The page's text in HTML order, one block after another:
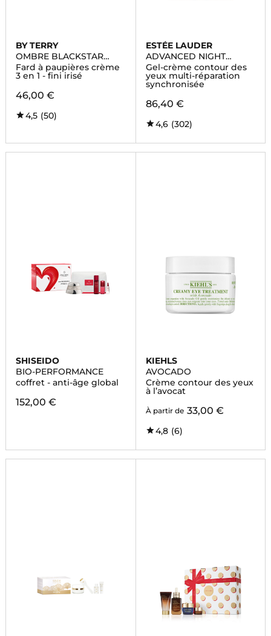
BY TERRY
OMBRE BLACKSTAR
EYESHADOW
Fard à paupières crème
3 en 1 - fini irisé
46,00 €
4,5 (50)
ESTÉE LAUDER
ADVANCED NIGHT
REPAIR CONTOUR DES
YEUX
Gel-crème contour des
yeux multi-réparation
synchronisée
86,40 €
4,6 (302)
SHISEIDO
BIO-PERFORMANCE
coffret - anti-âge global
152,00 €
KIEHLS
AVOCADO
Crème contour des yeux
à l’avocat
À partir de 33,00 €
4,8 (6)